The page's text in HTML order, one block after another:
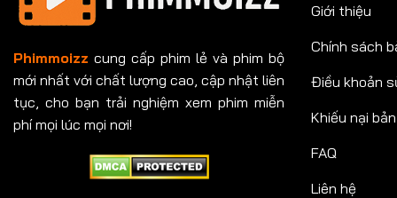
Phimmoizz cung cấp phim lẻ và phim bộ
mới nhất với chất lượng cao, cập nhật liên
tục, cho bạn trải nghiệm xem phim miễn
phí mọi lúc mọi nơi!
Giới thiệu
Chính sách
Điều khoản
Khiếu nại
FAQ
Liên hệ